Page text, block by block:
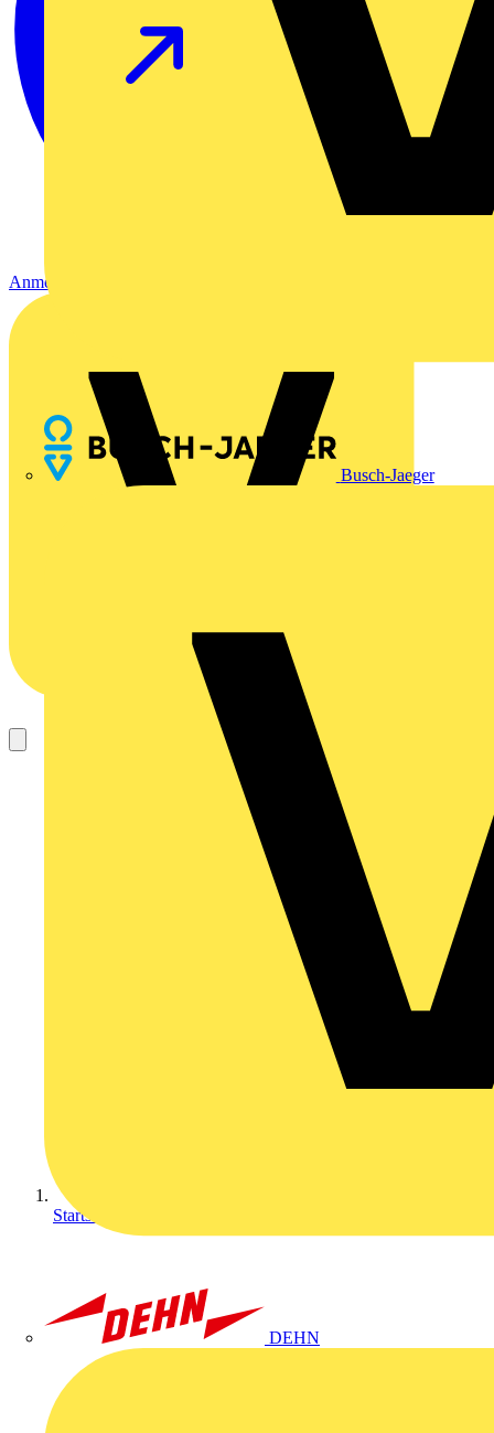
Busch-Jaeger
DEHN
Anmelden
Startseite